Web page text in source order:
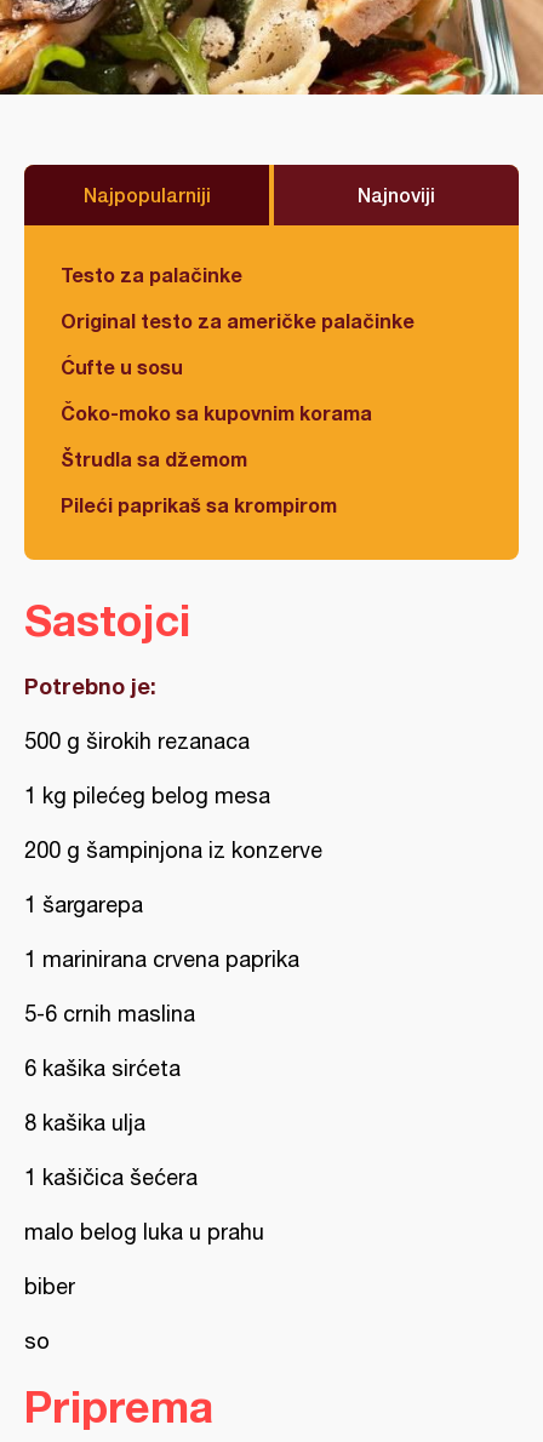
Najpopularniji Najnoviji
Testo za palačinke
Original testo za američke palačinke
Ćufte u sosu
Čoko-moko sa kupovnim korama
Štrudla sa džemom
Pileći paprikaš sa krompirom
Sastojci
Potrebno je:
500 g širokih rezanaca
1 kg pilećeg belog mesa
200 g šampinjona iz konzerve
1 šargarepa
1 marinirana crvena paprika
5-6 crnih maslina
6 kašika sirćeta
8 kašika ulja
1 kašičica šećera
malo belog luka u prahu
biber
so
Priprema